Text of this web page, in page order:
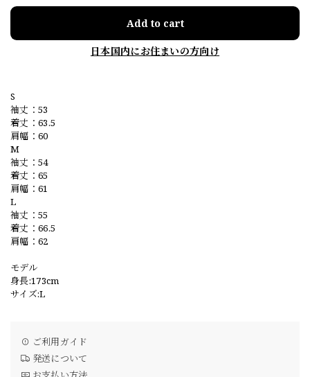
Add to cart
日本国内にお住まいの方向け
S
袖丈：53
着丈：63.5
肩幅：60
M
袖丈：54
着丈：65
肩幅：61
L
袖丈：55
着丈：66.5
肩幅：62
モデル
身長:173cm
サイズ:L
ご利用ガイド
発送について